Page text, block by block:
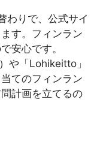
わりで、公式サイ
す。フィンラン
安心です。
や「Lohikeitto」
てのフィンラン
計画を立てるの